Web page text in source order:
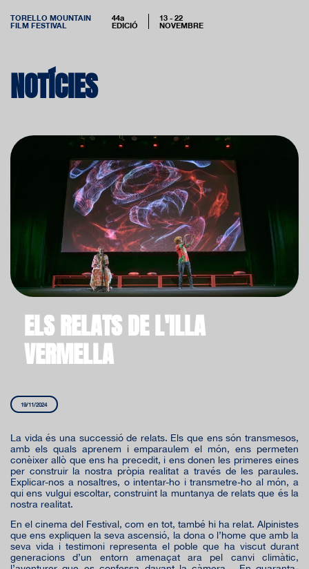
TORELLO MOUNTAIN
FILM FESTIVAL
44a
EDICIÓ
13 - 22
NOVEMBRE
NOTÍCIES
ELS RELATS DE L'ILLA
VERMELLA
19/11/2024
La vida és una successió de relats. Els que ens són transmesos,
amb els quals aprenem i emparaulem el món, ens permeten
conèixer allò que ens ha precedit, i ens donen les primeres eines
per construir la nostra pròpia realitat a través de les paraules.
Explicar-nos a nosaltres, o intentar-ho i transmetre-ho al món, a
qui ens vulgui escoltar, construint la muntanya de relats que és la
nostra realitat.
En el cinema del Festival, com en tot, també hi ha relat. Alpinistes
que ens expliquen la seva ascensió, la dona o l’home que amb la
seva vida i testimoni representa el poble que ha viscut durant
generacions d’un entorn amenaçat ara pel canvi climàtic,